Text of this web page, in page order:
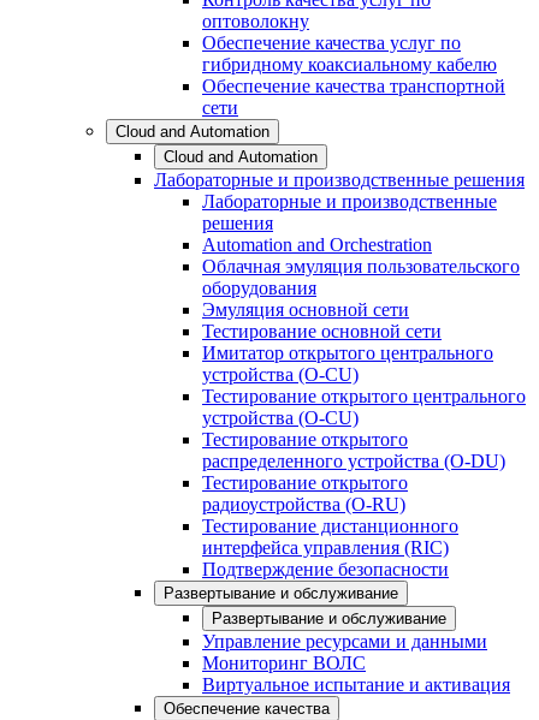
оптоволокну
Обеспечение качества услуг по
гибридному коаксиальному кабелю
Обеспечение качества транспортной
сети
Cloud and Automation
Cloud and Automation
Лабораторные и производственные решения
Лабораторные и производственные
решения
Automation and Orchestration
Облачная эмуляция пользовательского
оборудования
Эмуляция основной сети
Тестирование основной сети
Имитатор открытого центрального
устройства (O-CU)
Тестирование открытого центрального
устройства (O-CU)
Тестирование открытого
распределенного устройства (O-DU)
Тестирование открытого
радиоустройства (O-RU)
Тестирование дистанционного
интерфейса управления (RIC)
Подтверждение безопасности
Развертывание и обслуживание
Развертывание и обслуживание
Управление ресурсами и данными
Мониторинг ВОЛС
Виртуальное испытание и активация
Обеспечение качества